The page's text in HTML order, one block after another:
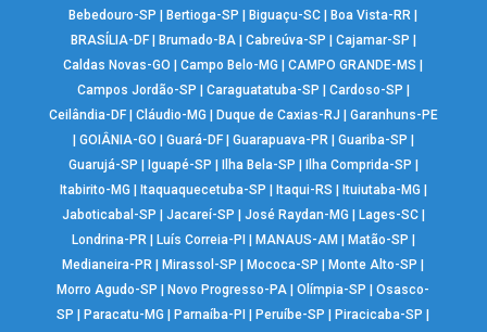
Bebedouro-SP
Bertioga-SP Biguaçu-SC Boa Vista-RR
BRASÍLIA-DF| Brumado-BA| Cabreúva-SP Cajamar-SP
Caldas Novas-GO
|Campo Belo-MG |CAMPO GRANDE-MS
Campos Jordão-SP
Caraguatatuba-SP Cardoso-SP
Ceilândia-DF| Cláudio-MG Duque de Caxias-RJ
Garanhuns-PE
GOIÂNIA-GO Guará-DF| Guarapuava-PR| Guariba-SP
Guarujá-SP
Iguapé-SP Ilha Bela-SP Ilha Comprida-SP
Itabirito-MG
Itaquaquecetuba-SP Itaqui-RS Ituiutaba-MG
Jaboticabal-SP
Jacareí-SP José Raydan-MG Lages-SC|
Londrina-PR| Luís Correia-PI MANAUS-AM Matão-SP
Medianeira-PR
Mirassol-SP Mococa-SP Monte Alto-SP
Morro Agudo-SP
Novo Progresso-PA |Olímpia-SP |Osasco-
SP
Paracatu-MG Parnaíba-PI Peruíbe-SP Piracicaba-SP